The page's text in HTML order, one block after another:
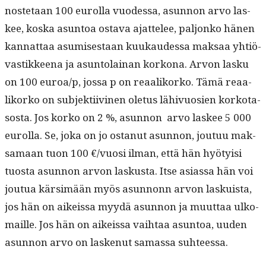
nos­te­taan 100 eurol­la vuodessa, asun­non arvo las­
kee, kos­ka asun­toa osta­va ajat­telee, paljonko hänen
kan­nat­taa asumis­es­taan kuukaudessa mak­saa yhtiö­
vastik­keena ja asun­to­lainan korkona. Arvon lasku
on 100 euroa/p, jos­sa p on reaa­liko­rko. Tämä reaa­
liko­rko on sub­jek­ti­ivi­nen ole­tus lähivu­osien korko­ta­
sos­ta. Jos korko on 2 %, asun­non arvo las­kee 5 000
eurol­la. Se, joka on jo ostanut asun­non, joutuu mak­
samaan tuon 100 €/vuosi ilman, että hän hyö­ty­isi
tuos­ta asun­non arvon laskus­ta. Itse asi­as­sa hän voi
joutua kär­simään myös asun­nonn arvon laskuista,
jos hän on aikeis­sa myy­dä asun­non ja muut­taa ulko­
maille. Jos hän on aikeis­sa vai­h­taa asun­toa, uuden
asun­non arvo on laskenut samas­sa suhteessa.